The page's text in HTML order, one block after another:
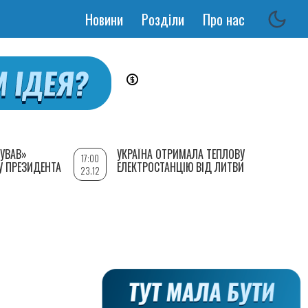
Основная
Новини Розділи Про нас
ПРЕЗИДЕНТА
17:00
23.12
УКРАЇНА ОТРИМАЛА ТЕПЛОВУ
ЕЛЕКТРОСТАНЦІЮ ВІД ЛИТВИ